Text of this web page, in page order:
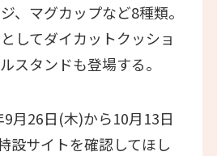
、マグカップなど8種類。
してダイカットクッショ
スタンドも登場する。
月26日(木)から10月13日
設サイトを確認してほし